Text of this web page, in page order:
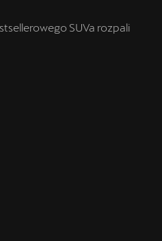
SUVa rozpali